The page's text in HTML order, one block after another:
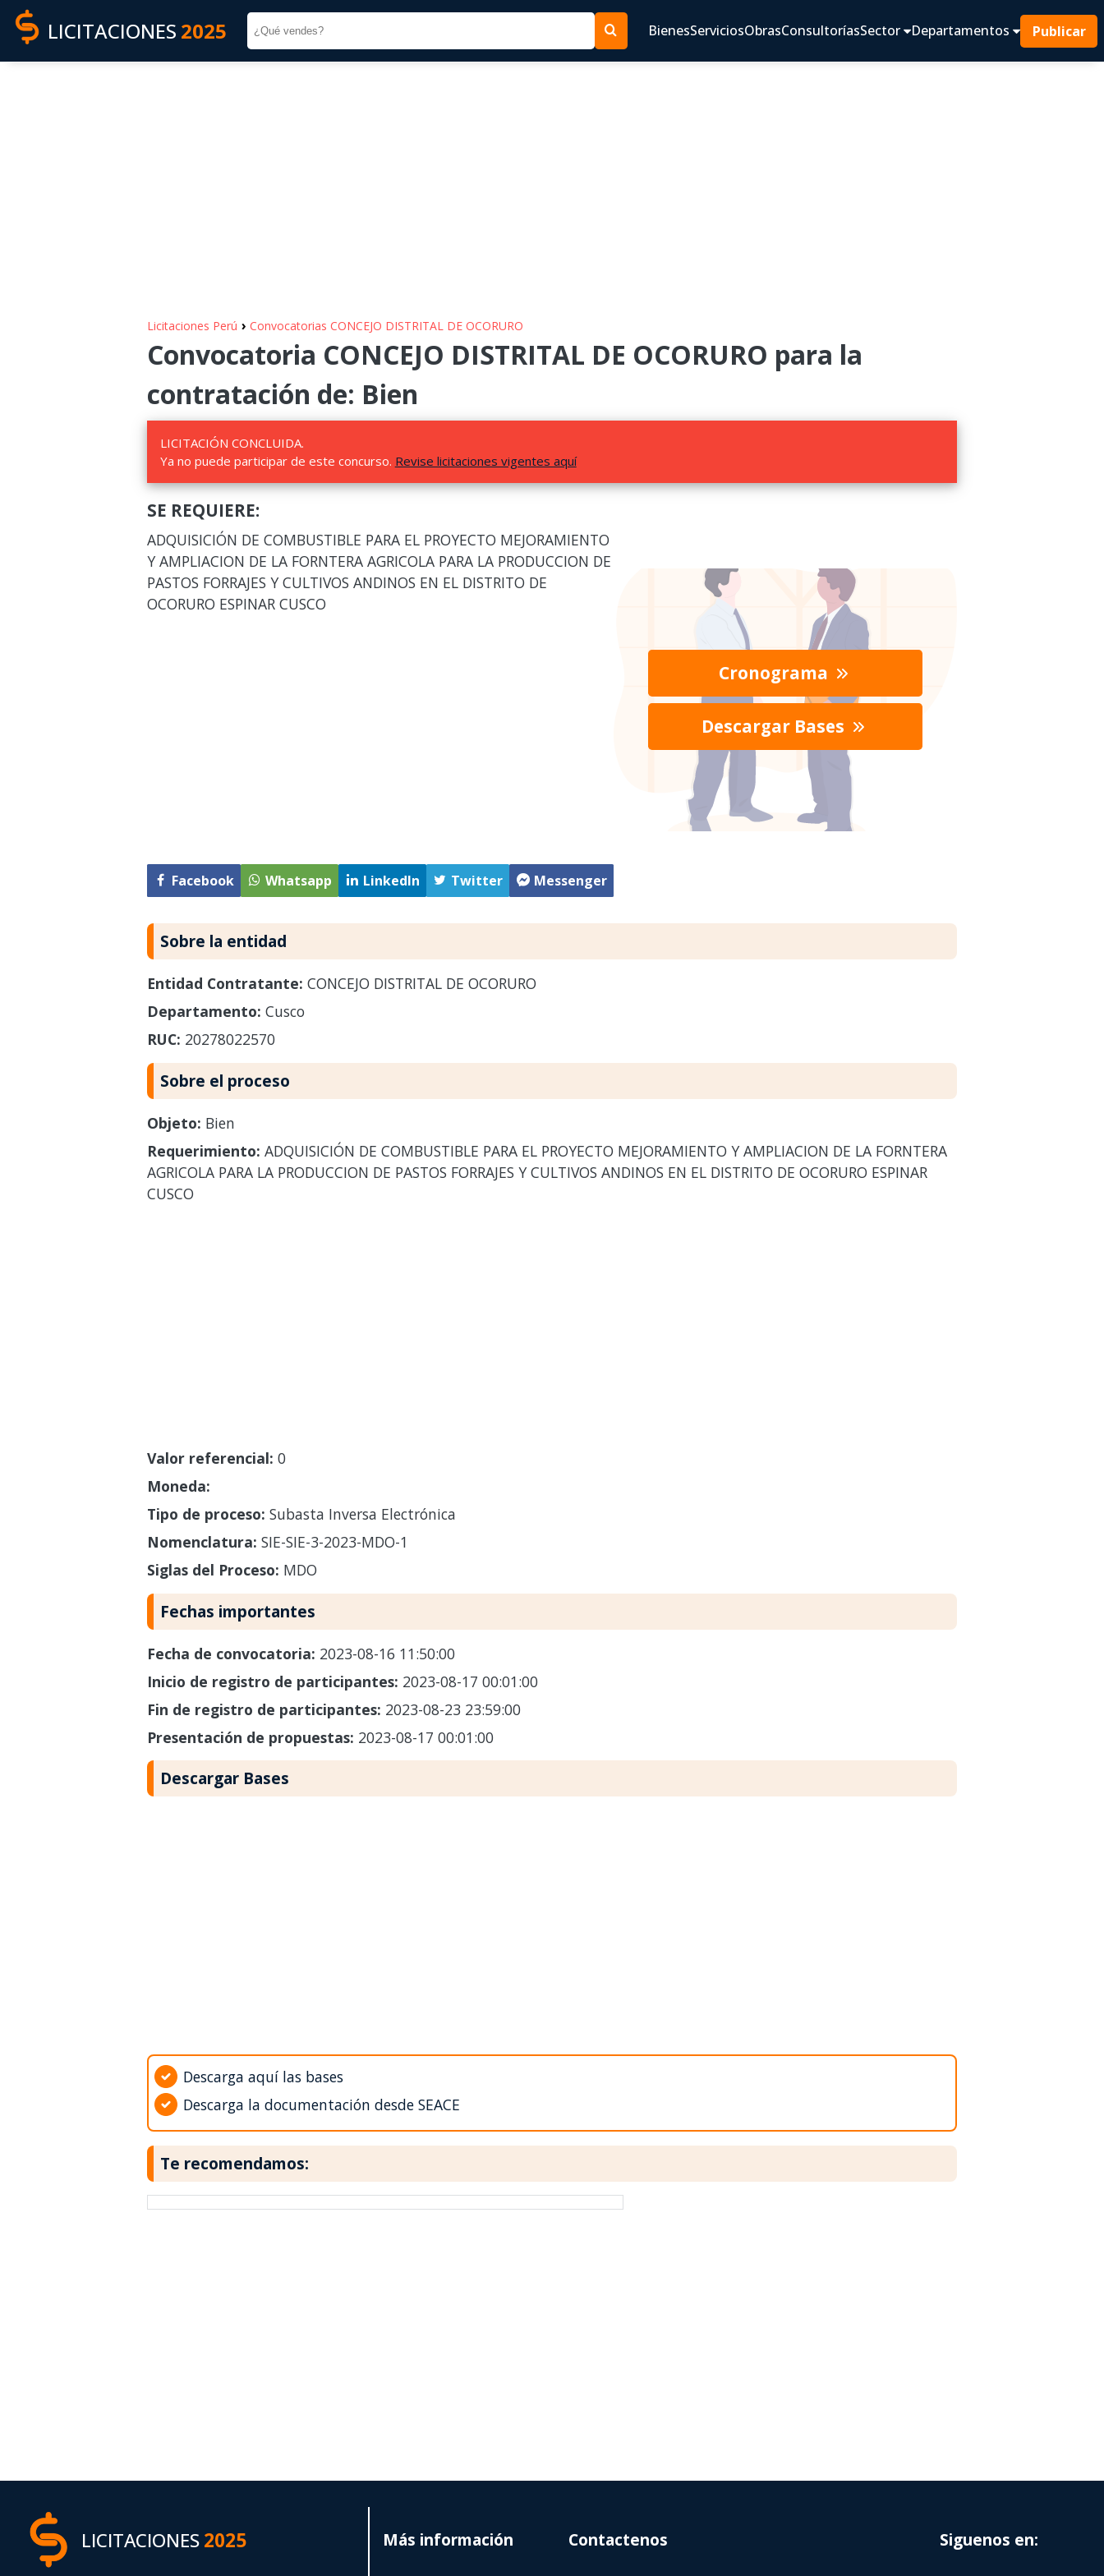
LICITACIONES 2025 BienesServiciosObrasConsultoríasSector Departamentos Publicar
Licitaciones Perú › Convocatorias CONCEJO DISTRITAL DE OCORURO
Convocatoria CONCEJO DISTRITAL DE OCORURO para la
contratación de: Bien
LICITACIÓN CONCLUIDA.
Ya no puede participar de este concurso. Revise licitaciones vigentes aquí
SE REQUIERE:
ADQUISICIÓN DE COMBUSTIBLE PARA EL PROYECTO MEJORAMIENTO
Y AMPLIACION DE LA FORNTERA AGRICOLA PARA LA PRODUCCION DE
PASTOS FORRAJES Y CULTIVOS ANDINOS EN EL DISTRITO DE
OCORURO ESPINAR CUSCO
Facebook Whatsapp LinkedIn Twitter Messenger
Cronograma
Descargar Bases
Sobre la entidad
Entidad Contratante: CONCEJO DISTRITAL DE OCORURO
Departamento: Cusco
RUC: 20278022570
Sobre el proceso
Objeto: Bien
Requerimiento: ADQUISICIÓN DE COMBUSTIBLE PARA EL PROYECTO MEJORAMIENTO Y AMPLIACION DE LA FORNTERA
AGRICOLA PARA LA PRODUCCION DE PASTOS FORRAJES Y CULTIVOS ANDINOS EN EL DISTRITO DE OCORURO ESPINAR
CUSCO
Valor referencial: 0
Moneda:
Tipo de proceso: Subasta Inversa Electrónica
Nomenclatura: SIE-SIE-3-2023-MDO-1
Siglas del Proceso: MDO
Fechas importantes
Fecha de convocatoria: 2023-08-16 11:50:00
Inicio de registro de participantes: 2023-08-17 00:01:00
Fin de registro de participantes: 2023-08-23 23:59:00
Presentación de propuestas: 2023-08-17 00:01:00
Descargar Bases
Descarga aquí las bases
Descarga la documentación desde SEACE
Te recomendamos:
LICITACIONES2025 Más información Contactenos Siguenos en: